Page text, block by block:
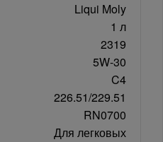
Liqui Moly
1 л
2319
5W-30
C4
226.51/229.51
RN0700
Для легковых